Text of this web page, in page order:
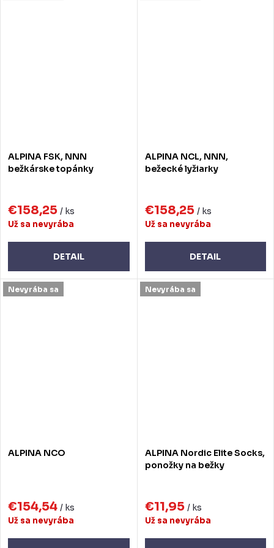
ALPINA FSK, NNN
bežkárske topánky
€158,25 / ks
Už sa nevyrába
DETAIL
ALPINA NCL, NNN,
bežecké lyžiarky
€158,25 / ks
Už sa nevyrába
DETAIL
Nevyrába sa
ALPINA NCO
€154,54 / ks
Už sa nevyrába
Nevyrába sa
ALPINA Nordic Elite Socks,
ponožky na bežky
€11,95 / ks
Už sa nevyrába